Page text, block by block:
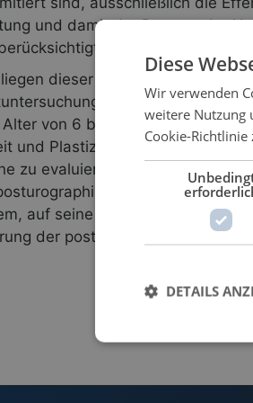
und damit der Prozess der
dieser Habilitationsschrift,
beinhaltet an
von 6 bis 91 Jahren
und Plastizität des posturalen
zu evaluieren. Damit verband
auf seine Validität und
der posturalen Subsysteme
Diese
Wir verwenden
weitere Nutzung
Cookie-Richtlinie
DETAILS